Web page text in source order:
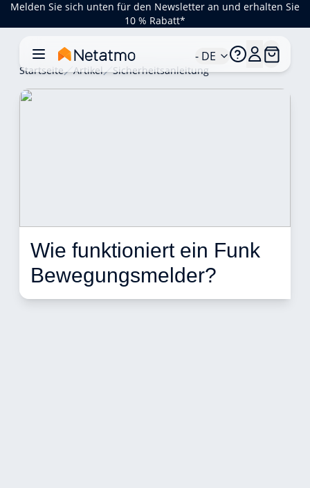
Melden Sie sich unten für den Newsletter an und erhalten Sie
10 % Rabatt*
- DE
Startseite Artikel Sicherheitsanleitung
Wie funktioniert ein Funk
Bewegungsmelder?